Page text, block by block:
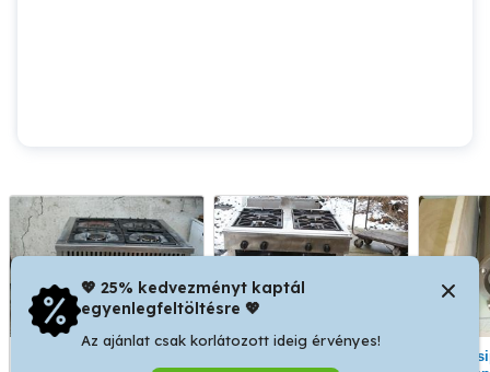
💖 25% kedvezményt kaptál
egyenlegfeltöltésre 💖
Az ajánlat csak korlátozott ideig érvényes!